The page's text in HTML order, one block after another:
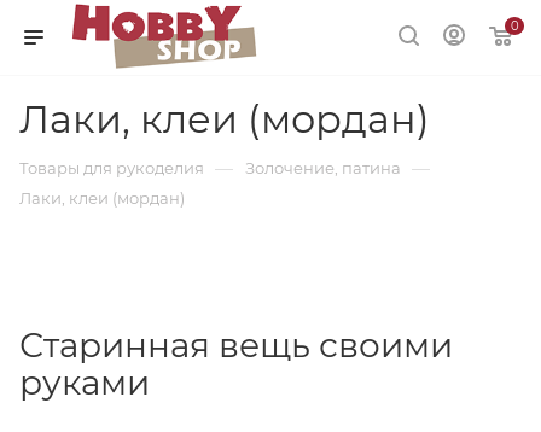
0
Лаки, клеи (мордан)
Товары для рукоделия — Золочение, патина —
Лаки, клеи (мордан)
Старинная вещь своими
руками